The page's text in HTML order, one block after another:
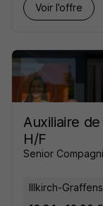
Voir l’offre
Auxiliaire
H/F
Senior
Illkirch-